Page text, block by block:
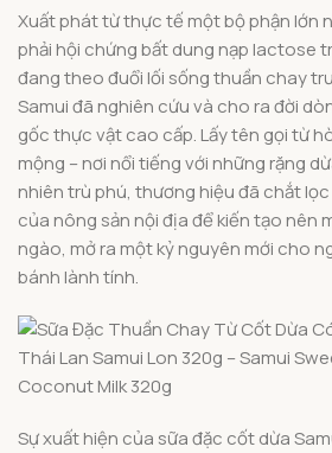
Xuất phát từ thực tế một bộ phận lớn
phải hội chứng bất dung nạp lactose
đang theo đuổi lối sống thuần chay
Samui đã nghiên cứu và cho ra đời
gốc thực vật cao cấp. Lấy tên gọi từ
mộng – nơi nổi tiếng với những rặng
nhiên trù phú, thương hiệu đã chắt
của nông sản nội địa để kiến tạo nên
ngào, mở ra một kỷ nguyên mới cho
bánh lành tính.
Sự xuất hiện của sữa đặc cốt dừa